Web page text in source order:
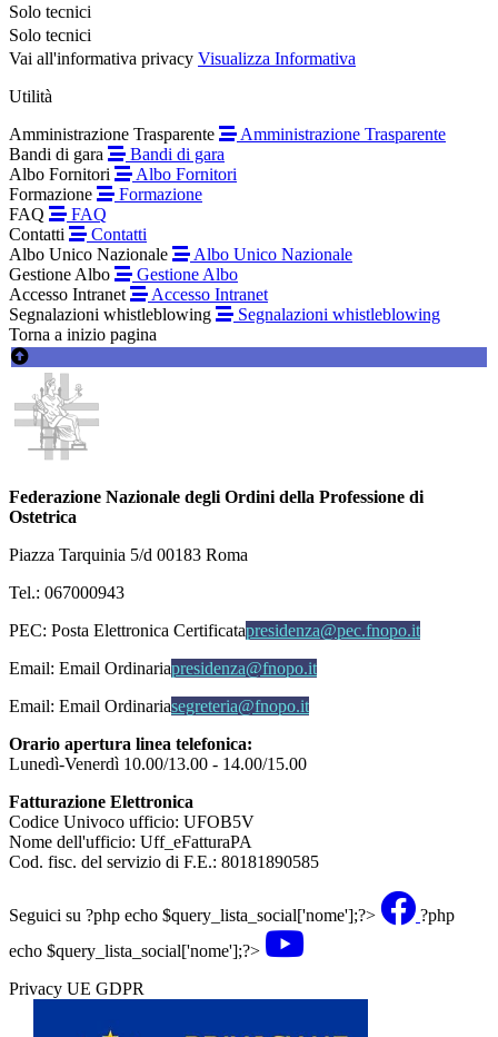
Solo tecnici
Solo tecnici
Vai all'informativa privacy Visualizza Informativa
Utilità
Amministrazione Trasparente
Amministrazione Trasparente
Bandi di gara
Bandi di gara
Albo Fornitori
Albo Fornitori
Formazione
Formazione
FAQ
FAQ
Contatti
Contatti
Albo Unico Nazionale
Albo Unico Nazionale
Gestione Albo
Gestione Albo
Accesso Intranet
Accesso Intranet
Segnalazioni whistleblowing
Segnalazioni whistleblowing
Torna a inizio pagina
Federazione Nazionale degli Ordini della Professione di
Ostetrica
Piazza Tarquinia 5/d 00183 Roma
Tel.: 067000943
PEC: Posta Elettronica Certificatapresidenza@pec.fnopo.it
Email: Email Ordinariapresidenza@fnopo.it
Email: Email Ordinariasegreteria@fnopo.it
Orario apertura linea telefonica:
Lunedì-Venerdì 10.00/13.00 - 14.00/15.00
Fatturazione Elettronica
Codice Univoco ufficio: UFOB5V
Nome dell'ufficio: Uff_eFatturaPA
Cod. fisc. del servizio di F.E.: 80181890585
Seguici su ?php echo $query_lista_social['nome'];?>
?php
echo $query_lista_social['nome'];?>
Privacy UE GDPR